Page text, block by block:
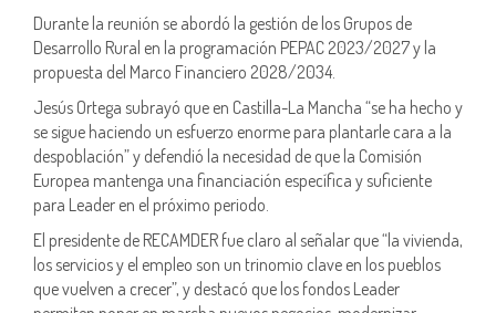
Durante la reunión se abordó la gestión de los Grupos de
Desarrollo Rural en la programación PEPAC 2023/2027 y la
propuesta del Marco Financiero 2028/2034.
Jesús Ortega subrayó que en Castilla-La Mancha “se ha hecho y
se sigue haciendo un esfuerzo enorme para plantarle cara a la
despoblación” y defendió la necesidad de que la Comisión
Europea mantenga una financiación específica y suficiente
para Leader en el próximo periodo.
El presidente de RECAMDER fue claro al señalar que “la vivienda,
los servicios y el empleo son un trinomio clave en los pueblos
que vuelven a crecer”, y destacó que los fondos Leader